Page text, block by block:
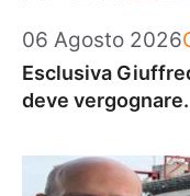
06 Agosto 2026
Esclusiva
deve